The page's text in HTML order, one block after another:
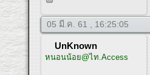
05 มี.ค. 61 , 16:25:05
UnKnown
หนอนน้อย@ไท.Access